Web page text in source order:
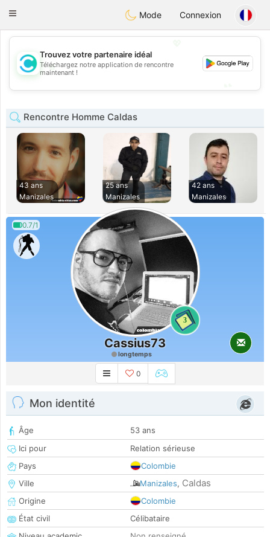
olombiaCitas
Toggle
Mode Connexion
💖
💕
Trouvez votre partenaire idéal
Téléchargez notre application de rencontre
maintenant !
Rencontre Homme Caldas
43 ans
Manizales
25 ans
Manizales
42 ans
Manizales
0.7/1
3
Cassius73
longtemps
0
Mon identité
Âge
53 ans
Ici pour
Relation sérieuse
Pays
Colombie
Ville
Manizales, Caldas
Origine
Colombie
État civil
Célibataire